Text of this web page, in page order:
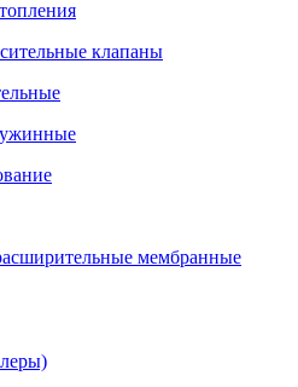
клапаны
мембранные